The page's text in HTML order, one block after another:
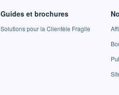
Guides et brochures
Solutions pour la Clientèle Fragile